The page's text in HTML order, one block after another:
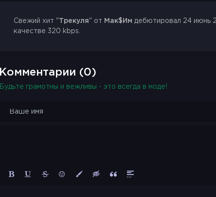
Свежий хит "Трекуля" от Мак$Им дебютировал 24 июнь
качестве 320 kbps.
Комментарии (0)
Будьте грамотны и вежливы - это всегда в моде!